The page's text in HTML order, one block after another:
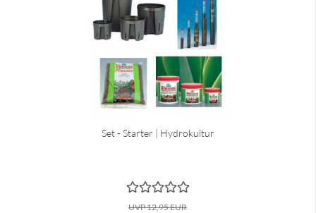
Set - Starter | Hydrokultur
UVP 12,95 EUR